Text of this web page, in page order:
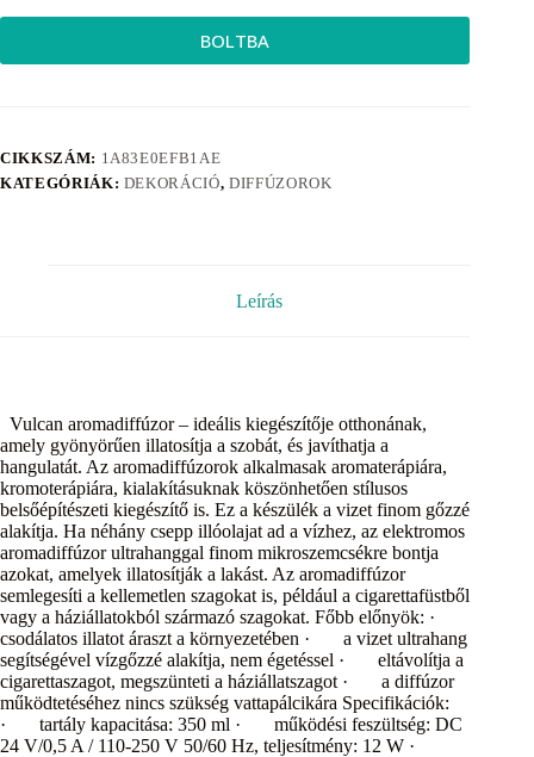
BOLTBA
CIKKSZÁM: 1A83E0EFB1AE
KATEGÓRIÁK: DEKORÁCIÓ, DIFFÚZOROK
Leírás
Vulcan aromadiffúzor – ideális kiegészítője otthonának,
amely gyönyörűen illatosítja a szobát, és javíthatja a
hangulatát. Az aromadiffúzorok alkalmasak aromaterápiára,
kromoterápiára, kialakításuknak köszönhetően stílusos
belsőépítészeti kiegészítő is. Ez a készülék a vizet finom gőzzé
alakítja. Ha néhány csepp illóolajat ad a vízhez, az elektromos
aromadiffúzor ultrahanggal finom mikroszemcsékre bontja
azokat, amelyek illatosítják a lakást. Az aromadiffúzor
semlegesíti a kellemetlen szagokat is, például a cigarettafüstből
vagy a háziállatokból származó szagokat. Főbb előnyök: ·
csodálatos illatot áraszt a környezetében · a vizet ultrahang
segítségével vízgőzzé alakítja, nem égetéssel · eltávolítja a
cigarettaszagot, megszünteti a háziállatszagot · a diffúzor
működtetéséhez nincs szükség vattapálcikára Specifikációk:
· tartály kapacitása: 350 ml · működési feszültség: DC
24 V/0,5 A / 110-250 V 50/60 Hz, teljesítmény: 12 W ·